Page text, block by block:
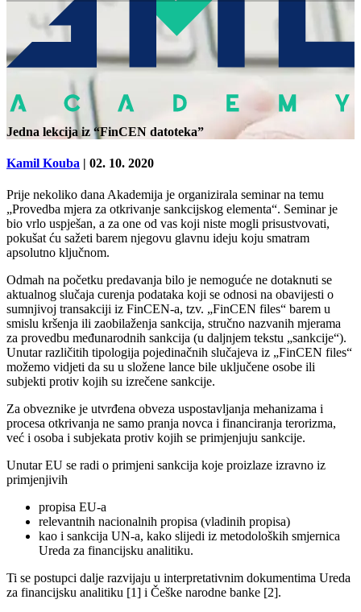
Jedna lekcija iz “FinCEN datoteka”
Kamil Kouba | 02. 10. 2020
Prije nekoliko dana Akademija je organizirala seminar na temu
„Provedba mjera za otkrivanje sankcijskog elementa“. Seminar je
bio vrlo uspješan, a za one od vas koji niste mogli prisustvovati,
pokušat ću sažeti barem njegovu glavnu ideju koju smatram
apsolutno ključnom.
Odmah na početku predavanja bilo je nemoguće ne dotaknuti se
aktualnog slučaja curenja podataka koji se odnosi na obavijesti o
sumnjivoj transakciji iz FinCEN-a, tzv. „FinCEN files“ barem u
smislu kršenja ili zaobilaženja sankcija, stručno nazvanih mjerama
za provedbu međunarodnih sankcija (u daljnjem tekstu „sankcije“).
Unutar različitih tipologija pojedinačnih slučajeva iz „FinCEN files“
možemo vidjeti da su u složene lance bile uključene osobe ili
subjekti protiv kojih su izrečene sankcije.
Za obveznike je utvrđena obveza uspostavljanja mehanizama i
procesa otkrivanja ne samo pranja novca i financiranja terorizma,
već i osoba i subjekata protiv kojih se primjenjuju sankcije.
Unutar EU se radi o primjeni sankcija koje proizlaze izravno iz
primjenjivih
propisa EU-a
relevantnih nacionalnih propisa (vladinih propisa)
kao i sankcija UN-a, kako slijedi iz metodoloških smjernica
Ureda za financijsku analitiku.
Ti se postupci dalje razvijaju u interpretativnim dokumentima Ureda
za financijsku analitiku [1] i Češke narodne banke [2].